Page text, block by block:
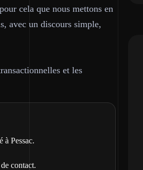
cela que nous mettons en
avec un discours simple,
et les
à Pessac.
contact.